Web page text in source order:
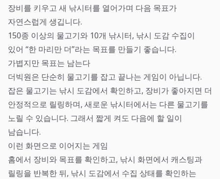
장비를 키우고 새 낚시터를 열어가며 다음 목표가
자연스럽게 생깁니다.
150종 이상의 물고기와 10개 낚시터, 낚시 도감 수집이
있어 “한 마리만 더”라는 목표를 만들기 좋습니다.
가볍지만 목표는 남는다
더빅원은 단순히 물고기를 잡고 끝나는 게임이 아닙니다.
잡은 물고기는 낚시 도감에서 확인하고, 장비가 좋아지면 더
안정적으로 릴링하며, 새로운 낚시터에서는 다른 물고기를
노릴 수 있습니다. 그래서 짧게 켜도 다음에 할 일이
남습니다.
이런 화면으로 이어지는 게임
홈에서 장비와 목표를 확인하고, 낚시 화면에서 캐스팅과
릴링을 반복한 뒤, 낚시 도감에서 수집 상태를 확인하는